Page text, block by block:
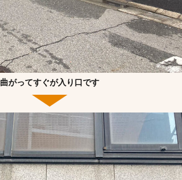
曲がってすぐが入り口です